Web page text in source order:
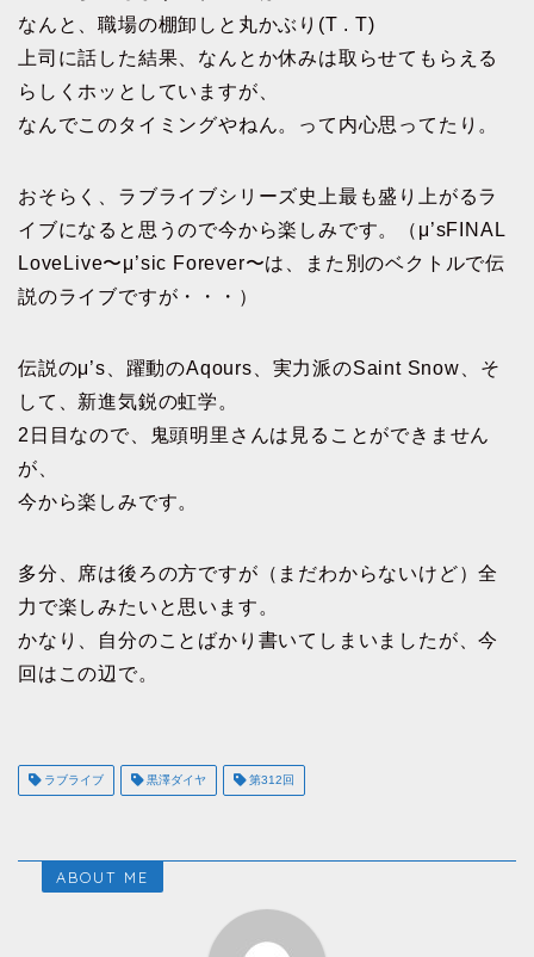
なんと、職場の棚卸しと丸かぶり(T . T)
上司に話した結果、なんとか休みは取らせてもらえる
らしくホッとしていますが、
なんでこのタイミングやねん。って内心思ってたり。
おそらく、ラブライブシリーズ史上最も盛り上がるラ
イブになると思うので今から楽しみです。（μ’sFINAL
LoveLive〜μ’sic Forever〜は、また別のベクトルで伝
説のライブですが・・・）
伝説のμ’s、躍動のAqours、実力派のSaint Snow、そ
して、新進気鋭の虹学。
2日目なので、鬼頭明里さんは見ることができません
が、
今から楽しみです。
多分、席は後ろの方ですが（まだわからないけど）全
力で楽しみたいと思います。
かなり、自分のことばかり書いてしまいましたが、今
回はこの辺で。
ラブライブ 黒澤ダイヤ 第312回
ABOUT ME